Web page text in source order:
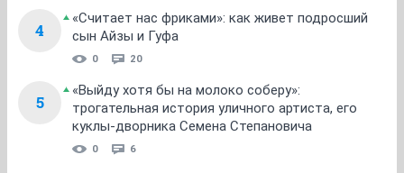
4
«Считает нас фриками»: как живет подросший
сын Айзы и Гуфа
0 20
5
«Выйду хотя бы на молоко соберу»:
трогательная история уличного артиста, его
куклы-дворника Семена Степановича
0 6